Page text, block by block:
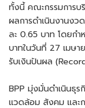
ทั้งนี้ คณะกรรมการบ
ผลการดำเนินงานง
ละ 0.65 บาท โดยกํ
บาทในวันที่ 27 เมษา
รับเงินปันผล
BPP มุ่งมั่นดำเนินธุ
แวดล้อม สังคม และ